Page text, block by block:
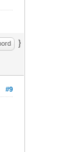
}
#9